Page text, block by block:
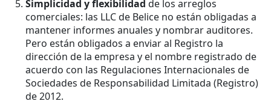
Simplicidad y flexibilidad de los arreglos
comerciales: las LLC de Belice no están obligadas a
mantener informes anuales y nombrar auditores.
Pero están obligados a enviar al Registro la
dirección de la empresa y el nombre registrado de
acuerdo con las Regulaciones Internacionales de
Sociedades de Responsabilidad Limitada (Registro)
de 2012.